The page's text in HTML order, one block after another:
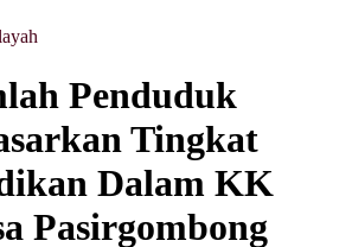
Penduduk
Tingkat
Dalam KK
Pasirgombong